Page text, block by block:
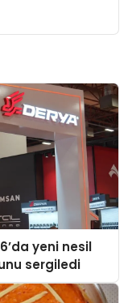
yeni nesil
sergiledi